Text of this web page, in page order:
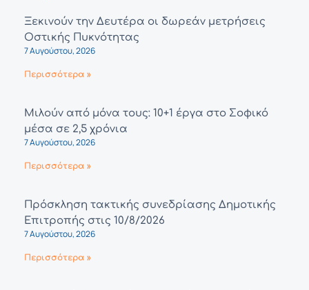
Ξεκινούν την Δευτέρα οι δωρεάν μετρήσεις
Οστικής Πυκνότητας
7 Αυγούστου, 2026
Περισσότερα »
Μιλούν από μόνα τους: 10+1 έργα στο Σοφικό
μέσα σε 2,5 χρόνια
7 Αυγούστου, 2026
Περισσότερα »
Πρόσκληση τακτικής συνεδρίασης Δημοτικής
Επιτροπής στις 10/8/2026
7 Αυγούστου, 2026
Περισσότερα »